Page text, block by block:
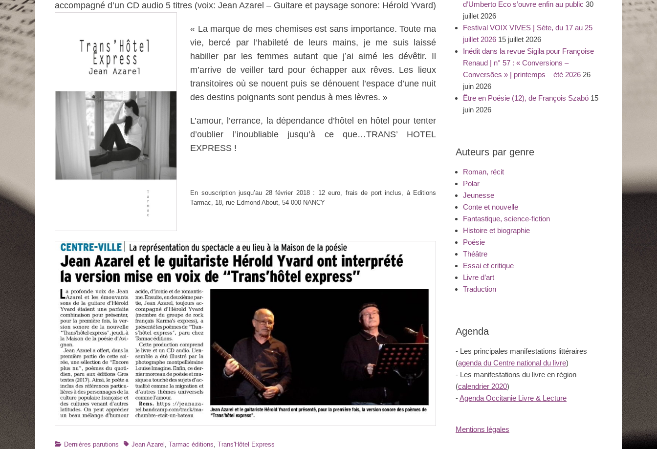
accompagné d’un CD audio 5 titres (voix: Jean Azarel – Guitare et paysage sonore: Hérold Yvard)
« La marque de mes chemises est sans importance. Toute ma
vie, bercé par l’habileté de leurs mains, je me suis laissé
habiller par les femmes autant que j’ai aimé les dévêtir. Il
m’arrive de veiller tard pour échapper aux rêves. Les lieux
transitoires où se nouent puis se dénouent l’espace d’une nuit
des destins poignants sont pendus à mes lèvres. »
L’amour, l’errance, la dépendance d’hôtel en hôtel pour tenter
d’oublier l’inoubliable jusqu’à ce que…TRANS’ HOTEL
EXPRESS !
En souscription jusqu’au 28 février 2018 : 12 euro, frais de port inclus, à Editions
Tarmac, 18, rue Edmond About, 54 000 NANCY
Catégories
Dernières parutions TagsJean Azarel Tarmac éditions Trans'Hôtel Express
d’Umberto Eco s’ouvre enfin au public 30
juillet 2026
Festival VOIX VIVES | Sète, du 17 au 25
juillet 2026 15 juillet 2026
Inédit dans la revue Sigila pour Françoise
Renaud | n° 57 : « Conversions –
Conversões » | printemps – été 2026 26
juin 2026
Être en Poésie (12), de François Szabó 15
juin 2026
Auteurs par genre
Roman, récit
Polar
Jeunesse
Conte et nouvelle
Fantastique, science-fiction
Histoire et biographie
Poésie
Théâtre
Essai et critique
Livre d’art
Traduction
Agenda
- Les principales manifestations littéraires
(agenda du Centre national du livre)
- Les manifestations du livre en région
(calendrier 2020)
-Agenda Occitanie Livre & Lecture
Mentions légales